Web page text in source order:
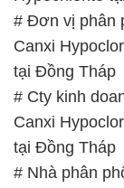
Canxi
tại Đồng Tháp
# Nhà phân
Canxi
tại Đồng Tháp
📞PHÒNG